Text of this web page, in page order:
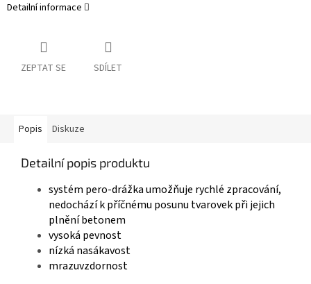
Detailní informace
ZEPTAT SE SDÍLET
Popis Diskuze
Detailní popis produktu
systém pero-drážka umožňuje rychlé zpracování,
nedochází k příčnému posunu tvarovek při jejich
plnění betonem
vysoká pevnost
nízká nasákavost
mrazuvzdornost